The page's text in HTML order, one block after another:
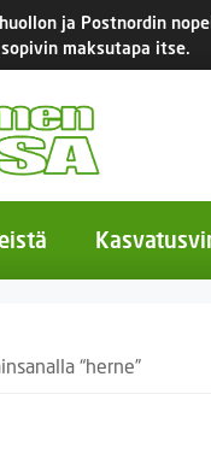
ja Postnordin
maksutapa itse.
“herne”